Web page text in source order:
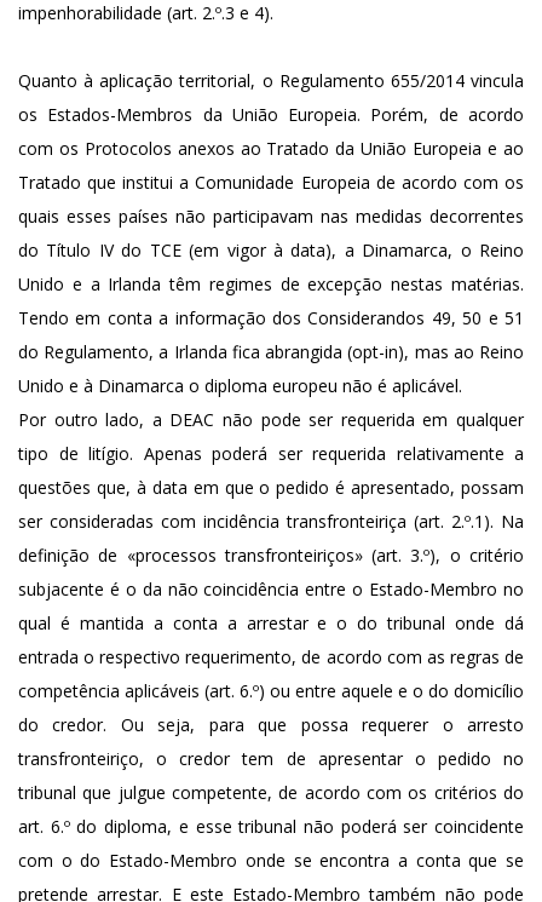
impenhorabilidade (art. 2.º.3 e 4).
Quanto à aplicação territorial, o Regulamento 655/2014 vincula
os Estados-Membros da União Europeia. Porém, de acordo
com os Protocolos anexos ao Tratado da União Europeia e ao
Tratado que institui a Comunidade Europeia de acordo com os
quais esses países não participavam nas medidas decorrentes
do Título IV do TCE (em vigor à data), a Dinamarca, o Reino
Unido e a Irlanda têm regimes de excepção nestas matérias.
Tendo em conta a informação dos Considerandos 49, 50 e 51
do Regulamento, a Irlanda fica abrangida (opt-in), mas ao Reino
Unido e à Dinamarca o diploma europeu não é aplicável.
Por outro lado, a DEAC não pode ser requerida em qualquer
tipo de litígio. Apenas poderá ser requerida relativamente a
questões que, à data em que o pedido é apresentado, possam
ser consideradas com incidência transfronteiriça (art. 2.º.1). Na
definição de «processos transfronteiriços» (art. 3.º), o critério
subjacente é o da não coincidência entre o Estado-Membro no
qual é mantida a conta a arrestar e o do tribunal onde dá
entrada o respectivo requerimento, de acordo com as regras de
competência aplicáveis (art. 6.º) ou entre aquele e o do domicílio
do credor. Ou seja, para que possa requerer o arresto
transfronteiriço, o credor tem de apresentar o pedido no
tribunal que julgue competente, de acordo com os critérios do
art. 6.º do diploma, e esse tribunal não poderá ser coincidente
com o do Estado-Membro onde se encontra a conta que se
pretende arrestar. E este Estado-Membro também não pode